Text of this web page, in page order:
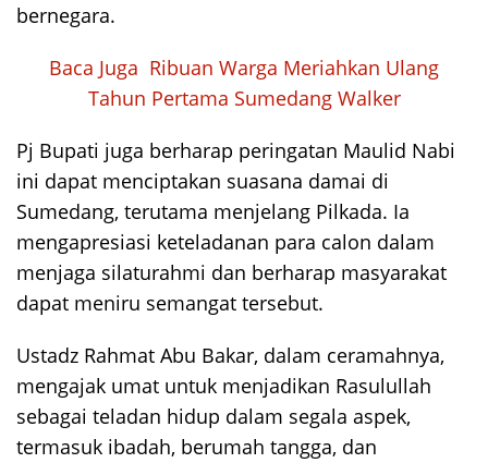
bernegara.
Baca Juga Ribuan Warga Meriahkan Ulang
Tahun Pertama Sumedang Walker
Pj Bupati juga berharap peringatan Maulid Nabi
ini dapat menciptakan suasana damai di
Sumedang, terutama menjelang Pilkada. Ia
mengapresiasi keteladanan para calon dalam
menjaga silaturahmi dan berharap masyarakat
dapat meniru semangat tersebut.
Ustadz Rahmat Abu Bakar, dalam ceramahnya,
mengajak umat untuk menjadikan Rasulullah
sebagai teladan hidup dalam segala aspek,
termasuk ibadah, berumah tangga, dan